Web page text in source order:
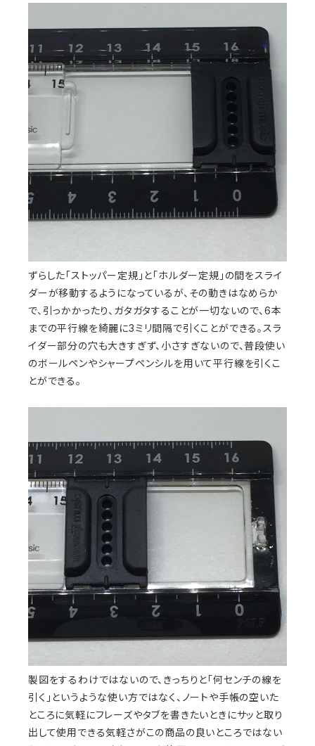
ずらした「ストッパー定規」と「ホルダー定規」の間をスライ
ダーが移動するようになっているが、その動きはなめらか
で、引っかかったり、ガタガタすることが一切ないので、6本
までの平行線を綺麗に3ミリ間隔で引くことができる。スラ
イダー部分の穴も大きすぎず、小さすぎないので、普段使い
のボールペンやシャープペンシルを用いて平行線を引くこ
とができる。
製図をするわけではないので、きっちりと「何センチの線を
引く」というような使い方ではなく、ノートや手帳の空いた
ところに気軽にフレーズやタブを書きたいときにサッと取り
出して使用できる気軽さがこの商品の良いところではない